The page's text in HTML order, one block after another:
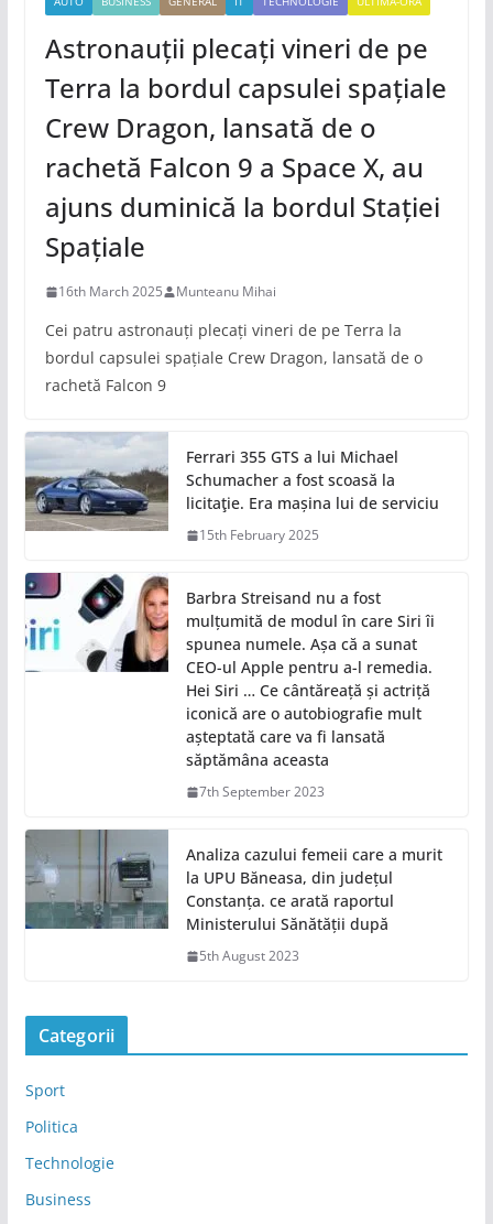
Astronauții plecați vineri de pe
Terra la bordul capsulei spațiale
Crew Dragon, lansată de o
rachetă Falcon 9 a Space X, au
ajuns duminică la bordul Stației
Spațiale
16th March 2025 Munteanu Mihai
Cei patru astronauți plecați vineri de pe Terra la
bordul capsulei spațiale Crew Dragon, lansată de o
rachetă Falcon 9
Ferrari 355 GTS a lui Michael
Schumacher a fost scoasă la
licitaţie. Era mașina lui de serviciu
15th February 2025
Barbra Streisand nu a fost
mulțumită de modul în care Siri îi
spunea numele. Așa că a sunat
CEO-ul Apple pentru a-l remedia.
Hei Siri … Ce cântăreață și actriță
iconică are o autobiografie mult
așteptată care va fi lansată
săptămâna aceasta
7th September 2023
Analiza cazului femeii care a murit
la UPU Băneasa, din județul
Constanța. ce arată raportul
Ministerului Sănătății după
5th August 2023
Categorii
Sport
Politica
Technologie
Business